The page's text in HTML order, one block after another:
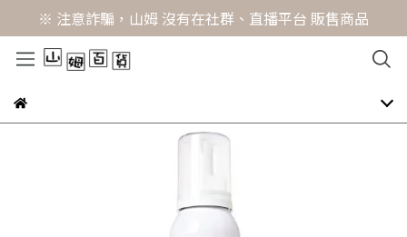
※ 注意詐騙，山姆 沒有在社群、直播平台 販售商品